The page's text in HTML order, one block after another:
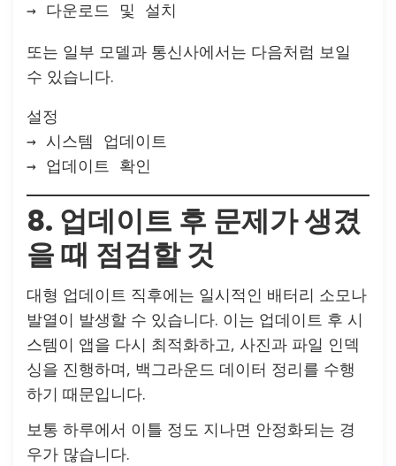
→ 다운로드 및 설치
또는 일부 모델과 통신사에서는 다음처럼 보일
수 있습니다.
설정
→ 시스템 업데이트
→ 업데이트 확인
8. 업데이트 후 문제가 생겼
을 때 점검할 것
대형 업데이트 직후에는 일시적인 배터리 소모나
발열이 발생할 수 있습니다. 이는 업데이트 후 시
스템이 앱을 다시 최적화하고, 사진과 파일 인덱
싱을 진행하며, 백그라운드 데이터 정리를 수행
하기 때문입니다.
보통 하루에서 이틀 정도 지나면 안정화되는 경
우가 많습니다.